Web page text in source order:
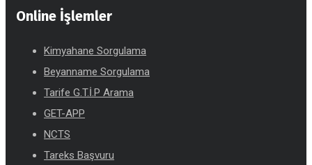
Online İşlemler
Kimyahane Sorgulama
Beyanname Sorgulama
Tarife G.T.İ.P Arama
GET-APP
NCTS
Tareks Başvuru